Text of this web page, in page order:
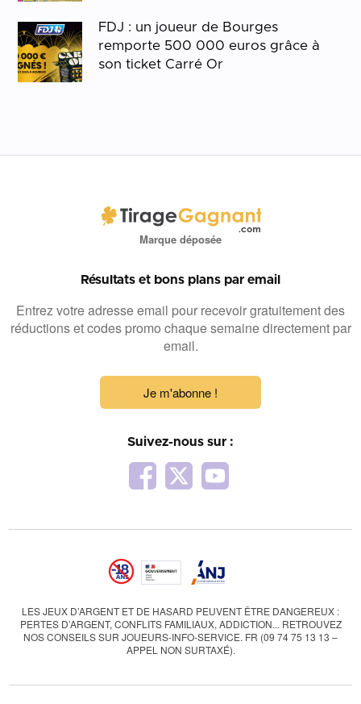
FDJ : un joueur de Bourges
remporte 500 000 euros grâce à
son ticket Carré Or
Marque déposée
Résultats et bons plans par email
Entrez votre adresse email pour recevoir gratuitement des
réductions et codes promo chaque semaine directement par
email.
Je m'abonne !
Suivez-nous sur :
LES JEUX D’ARGENT ET DE HASARD PEUVENT ÊTRE DANGEREUX :
PERTES D’ARGENT, CONFLITS FAMILIAUX, ADDICTION... RETROUVEZ
NOS CONSEILS SUR JOUEURS-INFO-SERVICE. FR (09 74 75 13 13 –
APPEL NON SURTAXÉ).